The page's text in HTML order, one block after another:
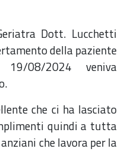
Dott. Lucchetti
della paziente
08/2024 veniva
che ci ha lasciato
quindi a tutta
che lavora per la